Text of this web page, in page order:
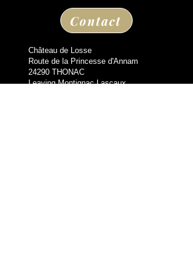
Contact
Château de Losse
Route de la Princesse d'Annam
24290 THONAC
Leaving Montignac Lascaux